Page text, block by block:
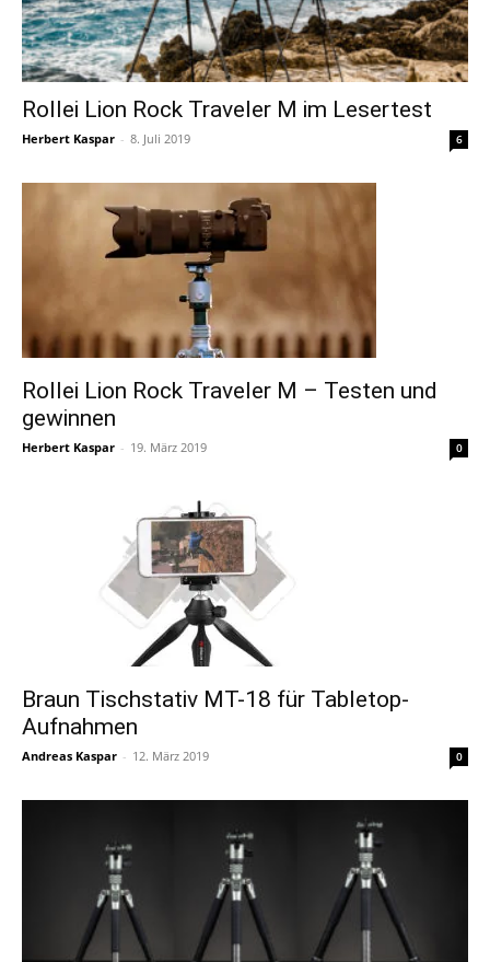
Rollei Lion Rock Traveler M im Lesertest
Herbert Kaspar - 8. Juli 2019 6
Rollei Lion Rock Traveler M – Testen und
gewinnen
Herbert Kaspar - 19. März 2019 0
Braun Tischstativ MT-18 für Tabletop-
Aufnahmen
Andreas Kaspar - 12. März 2019 0